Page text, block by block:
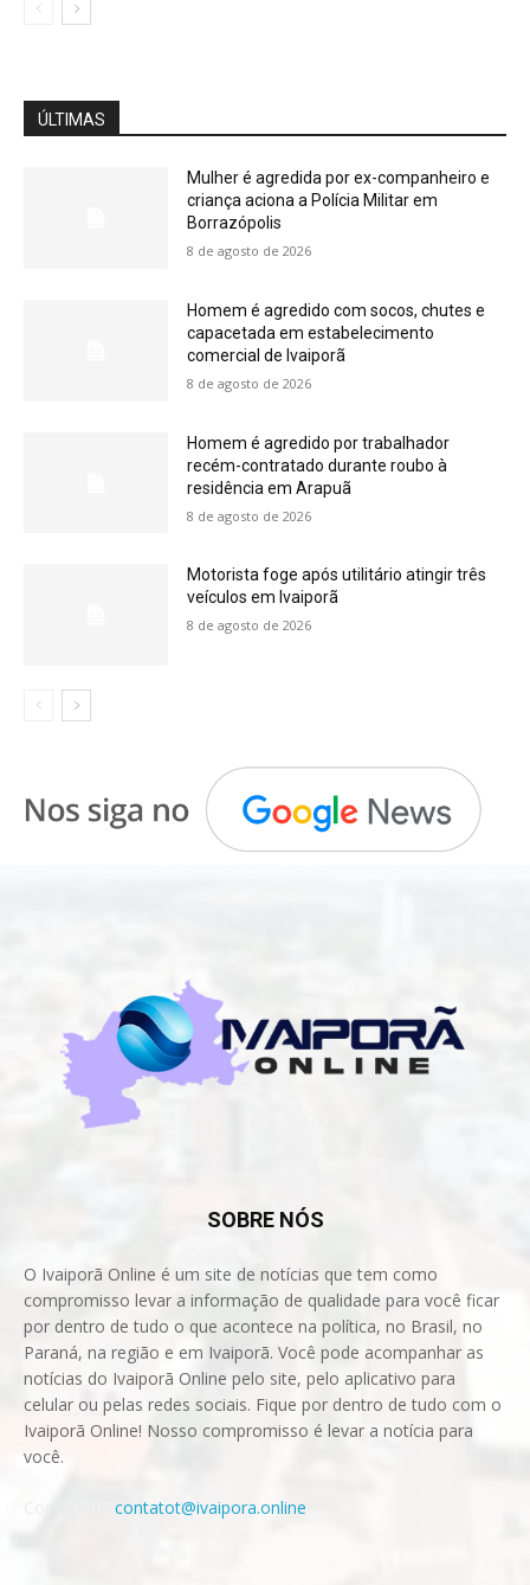
ÚLTIMAS
Mulher é agredida por ex-companheiro e
criança aciona a Polícia Militar em
Borrazópolis
8 de agosto de 2026
Homem é agredido com socos, chutes e
capacetada em estabelecimento
comercial de Ivaiporã
8 de agosto de 2026
Homem é agredido por trabalhador
recém-contratado durante roubo à
residência em Arapuã
8 de agosto de 2026
Motorista foge após utilitário atingir três
veículos em Ivaiporã
8 de agosto de 2026
SOBRE NÓS
O Ivaiporã Online é um site de notícias que tem como
compromisso levar a informação de qualidade para você ficar
por dentro de tudo o que acontece na política, no Brasil, no
Paraná, na região e em Ivaiporã. Você pode acompanhar as
notícias do Ivaiporã Online pelo site, pelo aplicativo para
celular ou pelas redes sociais. Fique por dentro de tudo com o
Ivaiporã Online! Nosso compromisso é levar a notícia para
você.
contatot@ivaipora.online